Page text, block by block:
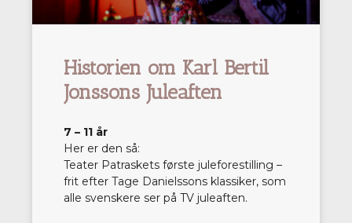
Historien om Karl Bertil
Jonssons Juleaften
7 – 11 år
Her er den så:
Teater Patraskets første juleforestilling –
frit efter Tage Danielssons klassiker, som
alle svenskere ser på TV juleaften.